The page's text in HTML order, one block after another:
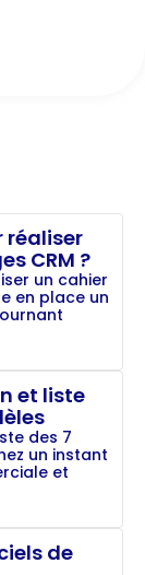
réaliser
CRM ?
un cahier
en place un
et liste
des 7
un instant
et
de